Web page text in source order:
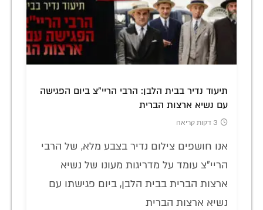
תיעוד נדיר בבית הלבן: הרבי הריי"צ ביום הפגישה
עם נשיא ארצות הברית
3 דקות קריאה
אנו חושפים צילום נדיר בצבע מלא, של הרבי
הריי"צ עומד על מדריגות מעונו של נשיא
ארצות הברית בבית הלבן, ביום פגישתו עם
נשיא ארצות הברית